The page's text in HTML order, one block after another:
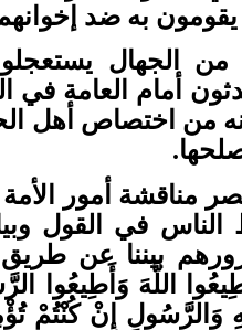
به ضد
من الجهال
أمام العامة في
من اختصاص أهل
مناقشة أمور
الناس في القول
بيننا عن طريق
اللَّهَ وَأَطِيعُوا
إِنْ كُنْتُمْ